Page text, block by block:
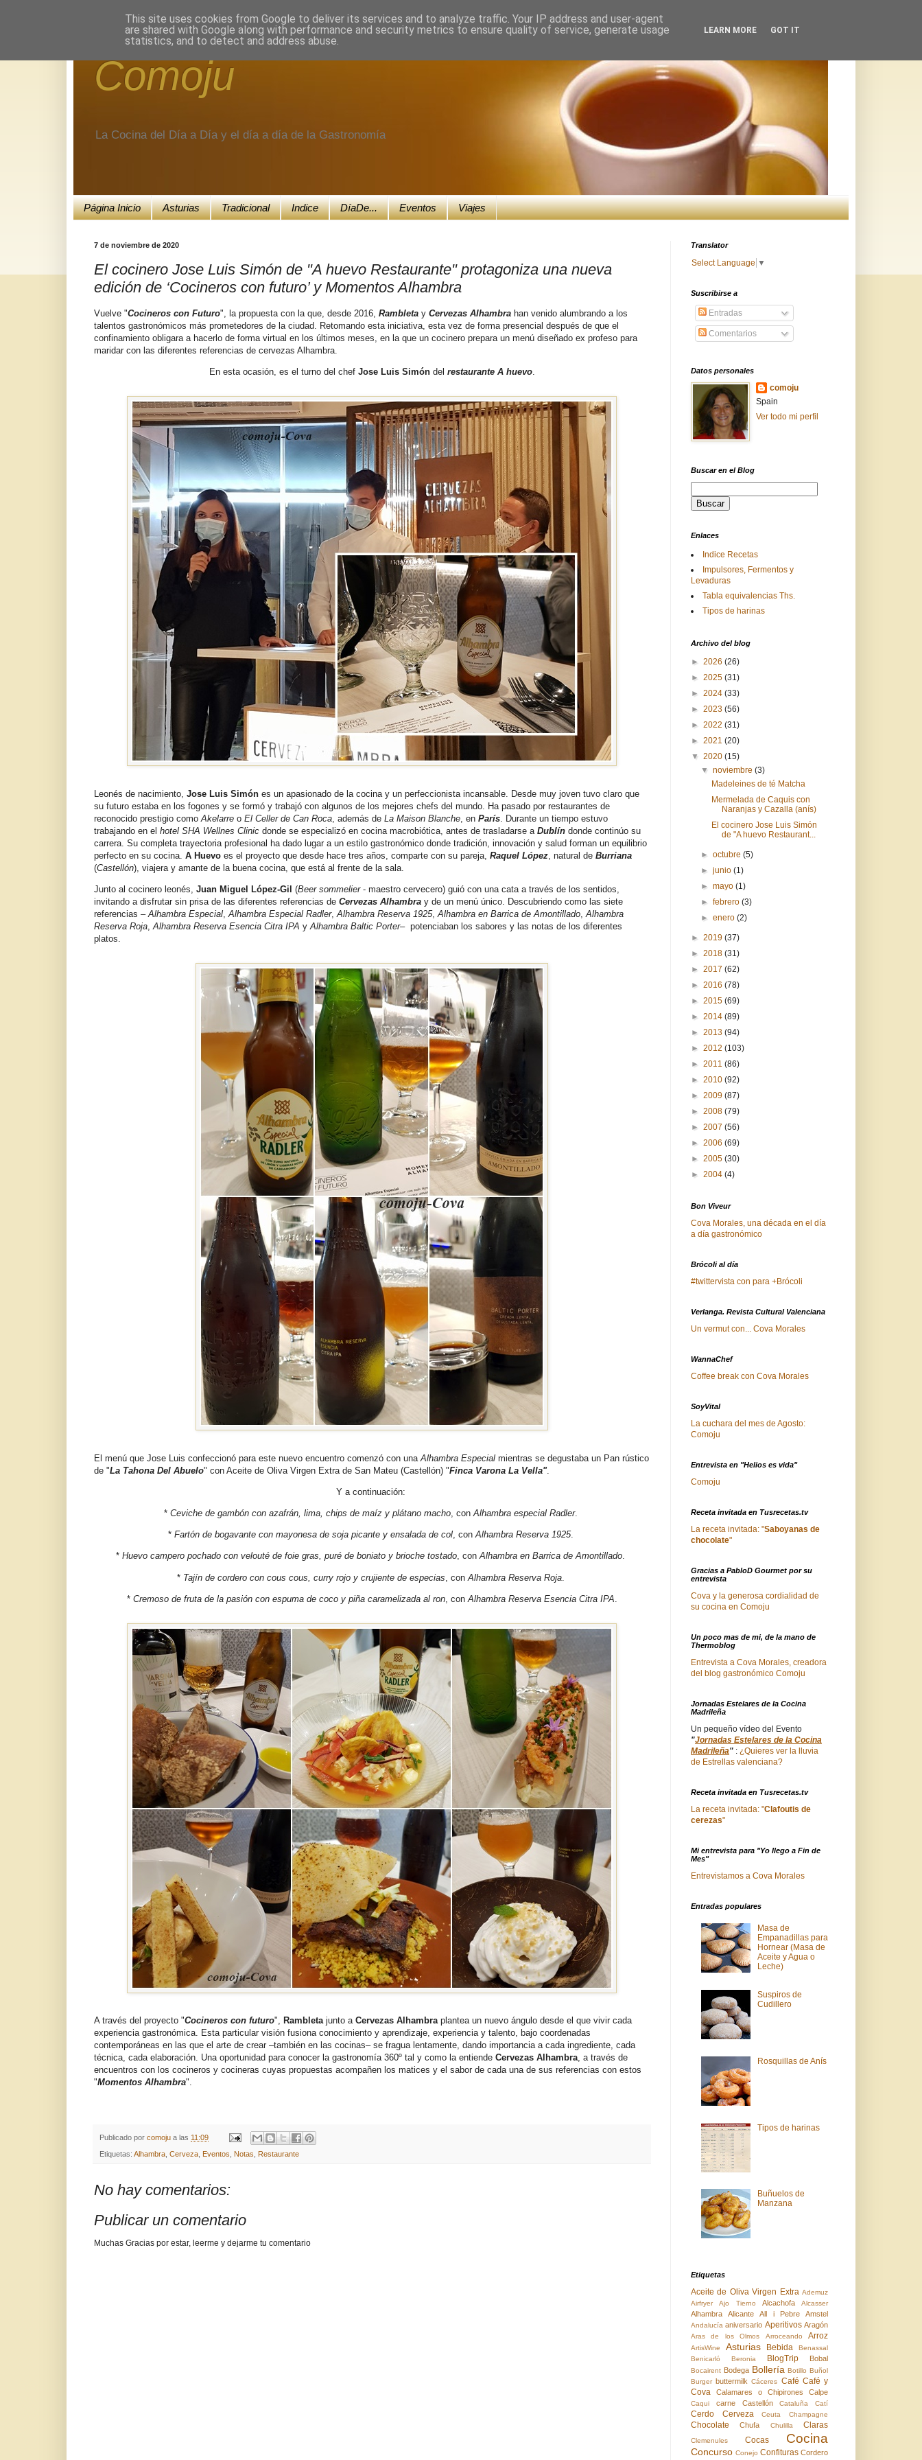
Comoju
La Cocina del Día a Día y el día a día de la Gastronomía
Página Inicio Asturias Tradicional Indice DíaDe... Eventos Viajes
7 de noviembre de 2020
El cocinero Jose Luis Simón de "A huevo Restaurante" protagoniza una nueva
edición de ‘Cocineros con futuro’ y Momentos Alhambra
Vuelve "Cocineros con Futuro", la propuesta con la que, desde 2016, Rambleta y Cervezas Alhambra han venido alumbrando a los
talentos gastronómicos más prometedores de la ciudad. Retomando esta iniciativa, esta vez de forma presencial después de que el
confinamiento obligara a hacerlo de forma virtual en los últimos meses, en la que un cocinero prepara un menú diseñado ex profeso para
maridar con las diferentes referencias de cervezas Alhambra.
En esta ocasión, es el turno del chef Jose Luis Simóndel restaurante A huevo.
Leonés de nacimiento, Jose Luis Simón es un apasionado de la cocina y un perfeccionista incansable. Desde muy joven tuvo claro que
su futuro estaba en los fogones y se formó y trabajó con algunos de los mejores chefs del mundo. Ha pasado por restaurantes de
reconocido prestigio como Akelarre o El Celler de Can Roca , además de La Maison Blanche , en París . Durante un tiempo estuvo
trabajando en el hotel SHA Wellnes Clinic donde se especializó en cocina macrobiótica, antes de trasladarse a Dublín donde continúo su
carrera. Su completa trayectoria profesional ha dado lugar a un estilo gastronómico donde tradición, innovación y salud forman un equilibrio
perfecto en su cocina. A Huevo es el proyecto que desde hace tres años, comparte con su pareja, Raquel López , natural de Burriana
(Castellón), viajera y amante de la buena cocina, que está al frente de la sala.
Junto al cocinero leonés, Juan Miguel López-Gil (Beer sommelier- maestro cervecero) guió con una cata a través de los sentidos,
invitando a disfrutar sin prisa de las diferentes referencias de Cervezas Alhambra y de un menú único. Descubriendo como las siete
referencias – Alhambra Especial Alhambra Especial Radler, Alhambra Reserva 1925, Alhambra en Barrica de Amontillado Alhambra
Reserva Roja Alhambra Reserva Esencia Citra IPA y Alhambra Baltic Porter– potenciaban los sabores y las notas de los diferentes
platos.
El menú que Jose Luis confeccionó para este nuevo encuentro comenzó con una Alhambra Especial mientras se degustaba un Pan rústico
de "La Tahona Del Abuelo" con Aceite de Oliva Virgen Extra de San Mateu (Castellón) "Finca Varona La Vella".
Y a continuación:
* Ceviche de gambón con azafrán, lima, chips de maíz y plátano macho, con Alhambra especial Radler.
* Fartón de bogavante con mayonesa de soja picante y ensalada de col, conAlhambra Reserva 1925.
* Huevo campero pochado con velouté de foie gras, puré de boniato y brioche tostado, conAlhambra en Barrica de Amontillado.
* Tajín de cordero con cous cous, curry rojo y crujiente de especias , con Alhambra Reserva Roja.
* Cremoso de fruta de la pasión con espuma de coco y piña caramelizada al ron, con Alhambra Reserva Esencia Citra IPA
A través del proyecto "Cocineros con futuro", Rambletajunto a Cervezas Alhambraplantea un nuevo ángulo desde el que vivir cada
experiencia gastronómica. Esta particular visión fusiona conocimiento y aprendizaje, experiencia y talento, bajo coordenadas
contemporáneas en las que el arte de crear –también en las cocinas– se fragua lentamente, dando importancia a cada ingrediente, cada
técnica, cada elaboración. Una oportunidad para conocer la gastronomía 360º tal y como la entiende Cervezas Alhambra, a través de
encuentros con los cocineros y cocineras cuyas propuestas acompañen los matices y el sabor de cada una de sus referencias con estos
"Momentos Alhambra".
Publicado por comoju a las 11:09
Etiquetas: Alhambra Cerveza Eventos Notas Restaurante
No hay comentarios:
Publicar un comentario
Muchas Gracias por estar, leerme y dejarme tu comentario
Translator
Select Language ▼
Suscribirse a
Entradas
Comentarios
Datos personales
comoju
Spain
Ver todo mi perfil
Buscar en el Blog
Enlaces
Indice Recetas
Impulsores, Fermentos y
Levaduras
Tabla equivalencias Ths.
Tipos de harinas
Archivo del blog
► 2026 (26)
► 2025 (31)
► 2024 (33)
► 2023 (56)
► 2022 (31)
► 2021 (20)
▼ 2020 (15)
▼noviembre(3)
Madeleines de té Matcha
Mermelada de Caquis con
Naranjas y Cazalla (anís)
El cocinero Jose Luis Simón
de "A huevo Restaurant...
►octubre(5)
►junio(1)
►mayo(1)
►febrero(3)
►enero(2)
► 2019 (37)
► 2018 (31)
► 2017 (62)
► 2016 (78)
► 2015 (69)
► 2014 (89)
► 2013 (94)
► 2012 (103)
► 2011 (86)
► 2010 (92)
► 2009 (87)
► 2008 (79)
► 2007 (56)
► 2006 (69)
► 2005 (30)
► 2004 (4)
Bon Viveur
Cova Morales, una década en el día
a día gastronómico
Brócoli al día
#twittervista con para +Brócoli
Verlanga. Revista Cultural Valenciana
Un vermut con... Cova Morales
WannaChef
Coffee break con Cova Morales
SoyVital
La cuchara del mes de Agosto:
Comoju
Entrevista en "Helios es vida"
Comoju
Receta invitada en Tusrecetas.tv
La receta invitada: "Saboyanas de
chocolate"
Gracias a PabloD Gourmet por su
entrevista
Cova y la generosa cordialidad de
su cocina en Comoju
Un poco mas de mi, de la mano de
Thermoblog
Entrevista a Cova Morales, creadora
del blog gastronómico Comoju
Jornadas Estelares de la Cocina
Madrileña
Un pequeño vídeo del Evento
"Jornadas Estelares de la Cocina
Madrileña" : ¿Quieres ver la lluvia
de Estrellas valenciana?
Receta invitada en Tusrecetas.tv
La receta invitada: "Clafoutis de
cerezas"
Mi entrevista para "Yo llego a Fin de
Mes"
Entrevistamos a Cova Morales
Entradas populares
Masa de
Empanadillas para
Hornear (Masa de
Aceite y Agua o
Leche)
Suspiros de
Cudillero
Rosquillas de Anís
Tipos de harinas
Buñuelos de
Manzana
Etiquetas
Aceite de Oliva Virgen Extra Ademuz
Airfryer
Ajo Tierno Alcachofa Alcasser
Alhambra Alicante All i Pebre Amstel
Andalucía aniversario Aperitivos Aragón
Aras de los Olmos Arroceando Arroz
ArtisWine Asturias Bebida
Benassal
Benicarló
Beronia BlogTrip Bobal
Bocairent Bodega Bollería Botillo Buñol
Burger buttermilk Cáceres Café Café y
Cova
Calamares o Chipirones Calpe
Caqui carne Castellón Cataluña Catí
Cerdo Cerveza Ceuta Champagne
Chocolate Chufa Chulilla Claras
Clemenules Cocas Cocina
Concurso Conejo Confituras Cordero
This site uses cookies from Google to deliver its services and to analyze traffic. Your IP address and user-agent
are shared with Google along with performance and security metrics to ensure quality of service, generate usage
statistics, and to detect and address abuse.
LEARN MORE GOT IT